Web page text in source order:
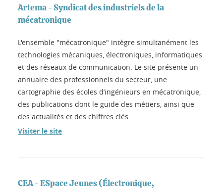
Artema - Syndicat des industriels de la
mécatronique
L'ensemble "mécatronique" intègre simultanément les
technologies mécaniques, électroniques, informatiques
et des réseaux de communication. Le site présente un
annuaire des professionnels du secteur, une
cartographie des écoles d’ingénieurs en mécatronique,
des publications dont le guide des métiers, ainsi que
des actualités et des chiffres clés.
Visiter le site
CEA - ESpace Jeunes (Électronique,